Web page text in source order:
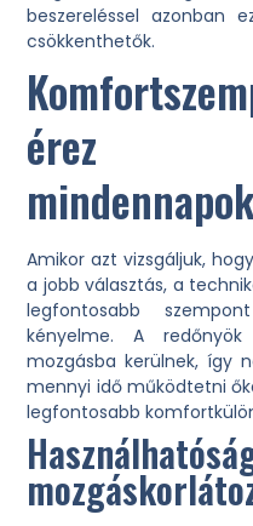
beszereléssel azonban
csökkenthetők.
érez
Amikor azt vizsgáljuk,
a jobb választás, a
legfontosabb
kényelme. A
mozgásba kerülnek, így
mennyi idő működtetni
legfontosabb